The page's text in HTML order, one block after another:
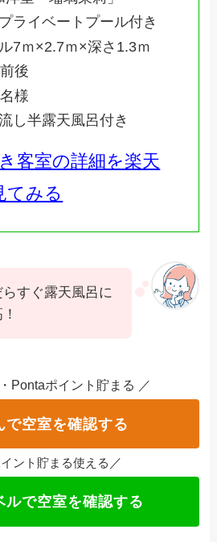
ライベートプール付き
7ｍ×2.7ｍ×深さ1.3ｍ
後
様
し半露天風呂付き
客室の詳細を楽天
てみる
すぐ露天風呂に
Pontaポイント貯まる ／
で空室を確認する
ント貯まる使える ／
ルで空室を確認する